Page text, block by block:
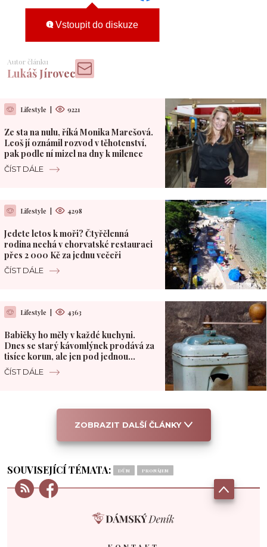
Vstoupit do diskuze
Autor článku
Lukáš Jírovec
Lifestyle 9221
Ze sta na nulu, říká Monika Marešová.
Leoš jí oznámil rozvod v těhotenství,
pak podle ní mizel na dny k milence
ČÍST DÁLE
Lifestyle 4298
Jedete letos k moři? Čtyřčlenná
rodina nechá v chorvatské restauraci
přes 2 000 Kč za jednu večeři
ČÍST DÁLE
Lifestyle 4363
Babičky ho měly v každé kuchyni.
Dnes se starý kávomlýnek prodává za
tisíce korun, ale jen pod jednou
podmínkou
ČÍST DÁLE
ZOBRAZIT DALŠÍ ČLÁNKY
SOUVISEJÍCÍ TÉMATA: DŮM PRONÁJEM